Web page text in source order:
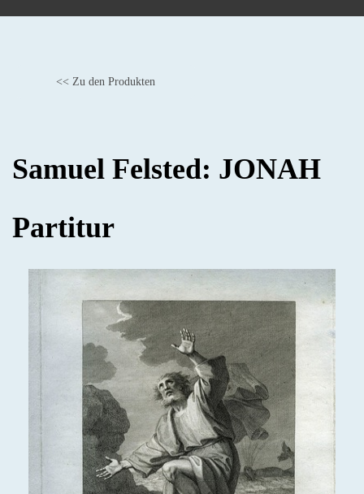
<< Zu den Produkten
Samuel Felsted: JONAH
Partitur